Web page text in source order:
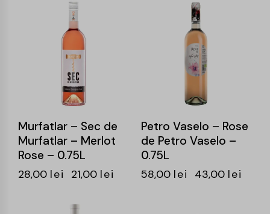
Murfatlar – Sec de
Murfatlar – Merlot
Rose – 0.75L
28,00 lei 21,00 lei
Petro Vaselo – Rose
de Petro Vaselo –
0.75L
58,00 lei 43,00 lei